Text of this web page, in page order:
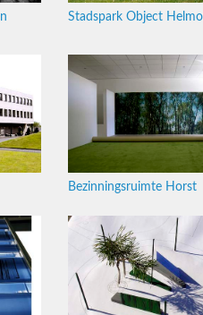
Stadspark Object
Bezinningsruimte Horst